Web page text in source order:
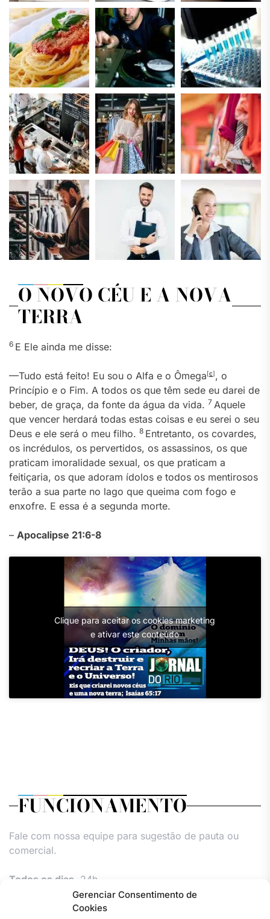
Gerenciar Consentimento de
Cookies
O NOVO CÉU E A NOVA
TERRA
6 E Ele ainda me disse:
—Tudo está feito! Eu sou o Alfa e o Ômega[c], o
Princípio e o Fim. A todos os que têm sede eu darei de
beber, de graça, da fonte da água da vida. 7 Aquele
que vencer herdará todas estas coisas e eu serei o seu
Deus e ele será o meu filho. 8 Entretanto, os covardes,
os incrédulos, os pervertidos, os assassinos, os que
praticam imoralidade sexual, os que praticam a
feitiçaria, os que adoram ídolos e todos os mentirosos
terão a sua parte no lago que queima com fogo e
enxofre. E essa é a segunda morte.
– Apocalipse 21:6-8
Clique para aceitar os cookies marketing
e ativar este conteúdo
FUNCIONAMENTO
Fale com nossa equipe para sugestão de pauta ou
comercial.
Todos os dias, 24h.